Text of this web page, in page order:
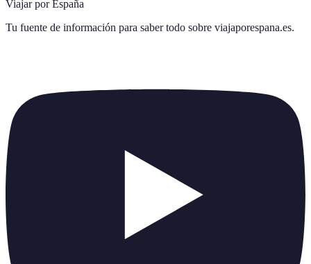
Viajar por España
Tu fuente de información para saber todo sobre viajaporespana.es.